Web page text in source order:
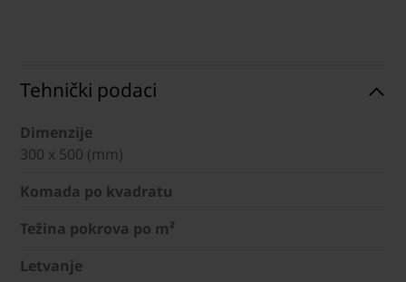
Tehnički podaci
Dimenzije
300 x 500 (mm)
Komada po kvadratu
Težina pokrova po m²
Letvanje